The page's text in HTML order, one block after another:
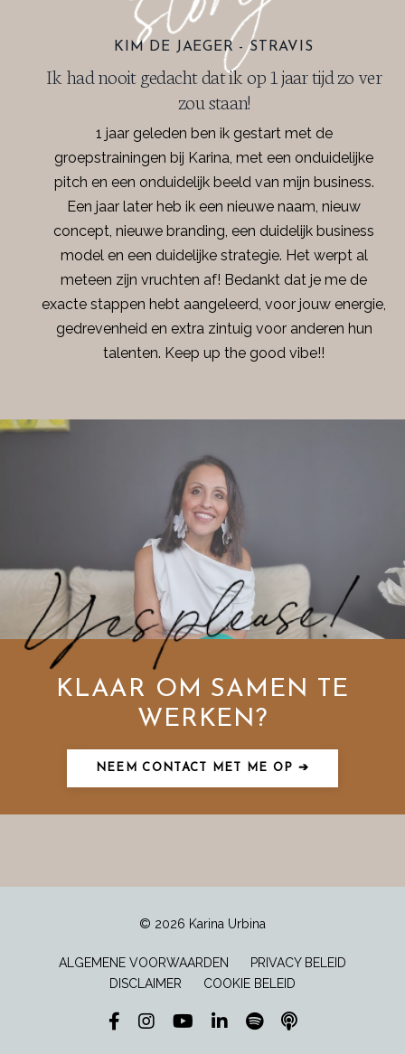
KIM DE JAEGER - STRAVIS
Ik had nooit gedacht dat ik op 1 jaar tijd zo ver
zou staan!
1 jaar geleden ben ik gestart met de
groepstrainingen bij Karina, met een onduidelijke
pitch en een onduidelijk beeld van mijn business.
Een jaar later heb ik een nieuwe naam, nieuw
concept, nieuwe branding, een duidelijk business
model en een duidelijke strategie. Het werpt al
meteen zijn vruchten af! Bedankt dat je me de
exacte stappen hebt aangeleerd, voor jouw energie,
gedrevenheid en extra zintuig voor anderen hun
talenten. Keep up the good vibe!!
KLAAR OM SAMEN TE
WERKEN?
NEEM CONTACT MET ME OP ➔
© 2026 Karina Urbina
ALGEMENE VOORWAARDEN
PRIVACY BELEID
DISCLAIMER
COOKIE BELEID